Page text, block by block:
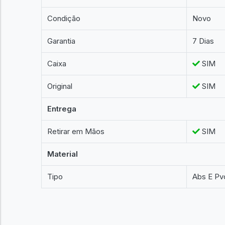
Condição Novo
Garantia 7 Dias
Caixa SIM
Original SIM
Entrega
Retirar em Mãos SIM
Material
Tipo Abs E